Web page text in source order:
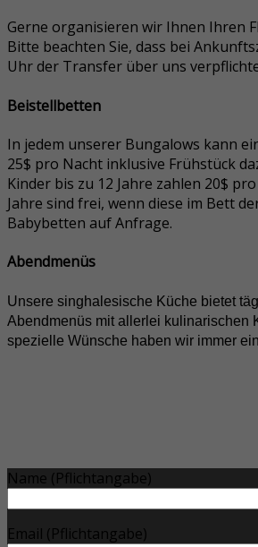
Gerne organisieren wir Ihnen Ihren
Bitte beachten Sie, dass bei
Uhr der Transfer über uns
Beistellbetten
In jedem unserer Bungalows kann
25$ pro Nacht inklusive Frühstück
Kinder bis zu 12 Jahre zahlen 20$
Jahre sind frei, wenn diese im Bett
Babybetten auf Anfrage.
Abendmenüs
Unsere singhalesische Küche bietet
Abendmenüs mit allerlei kulinarischen
spezielle Wünsche haben wir immer
Name (Pflichtangabe)
Email (Pflichtangabe)